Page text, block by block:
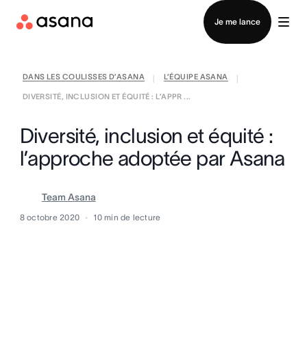
Je me lance
Contacter le service commercial
DANS LES COULISSES D’ASANA L’ÉQUIPE ASANA
DIVERSITÉ, INCLUSION ET ÉQUITÉ : L’APPR ...
Diversité, inclusion et équité :
l’approche adoptée par Asana
Team Asana
8 octobre 2020 10 min de lecture